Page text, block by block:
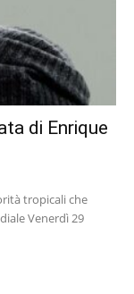
di Enrique
tropicali che
Venerdì 29